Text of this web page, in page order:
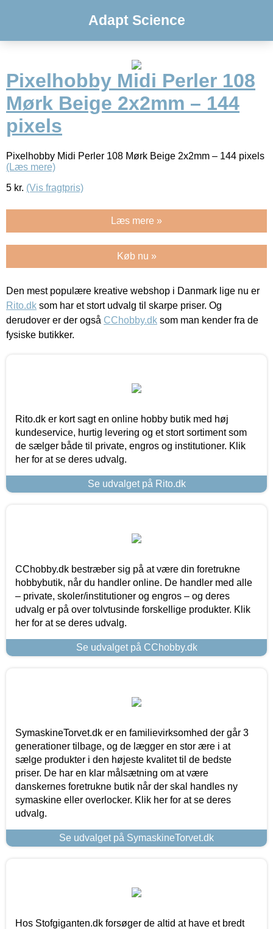
Adapt Science
Pixelhobby Midi Perler 108
Mørk Beige 2x2mm – 144
pixels
Pixelhobby Midi Perler 108 Mørk Beige 2x2mm – 144 pixels
(Læs mere)
5 kr. (Vis fragtpris)
Læs mere »
Køb nu »
Den mest populære kreative webshop i Danmark lige nu er
Rito.dk som har et stort udvalg til skarpe priser. Og
derudover er der også CChobby.dk som man kender fra de
fysiske butikker.
Rito.dk er kort sagt en online hobby butik med høj
kundeservice, hurtig levering og et stort sortiment som
de sælger både til private, engros og institutioner. Klik
her for at se deres udvalg.
Se udvalget på Rito.dk
CChobby.dk bestræber sig på at være din foretrukne
hobbybutik, når du handler online. De handler med alle
– private, skoler/institutioner og engros – og deres
udvalg er på over tolvtusinde forskellige produkter. Klik
her for at se deres udvalg.
Se udvalget på CChobby.dk
SymaskineTorvet.dk er en familievirksomhed der går 3
generationer tilbage, og de lægger en stor ære i at
sælge produkter i den højeste kvalitet til de bedste
priser. De har en klar målsætning om at være
danskernes foretrukne butik når der skal handles ny
symaskine eller overlocker. Klik her for at se deres
udvalg.
Se udvalget på SymaskineTorvet.dk
Hos Stofgiganten.dk forsøger de altid at have et bredt